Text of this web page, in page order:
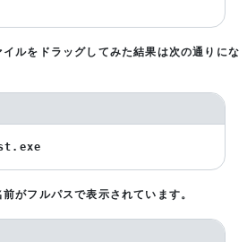
ルをドラッグしてみた結果は次の通りにな
がフルパスで表示されています。